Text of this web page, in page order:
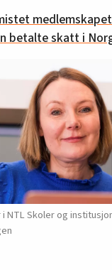
betalte skatt i
NTL Skoler og